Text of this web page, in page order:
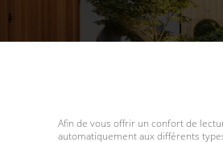
Afin de vous offrir un confort de
automatiquement aux différents